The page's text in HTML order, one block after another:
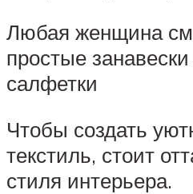
Любая женщина
простые
салфетки
Чтобы создать
текстиль, стоит
стиля интерьера.